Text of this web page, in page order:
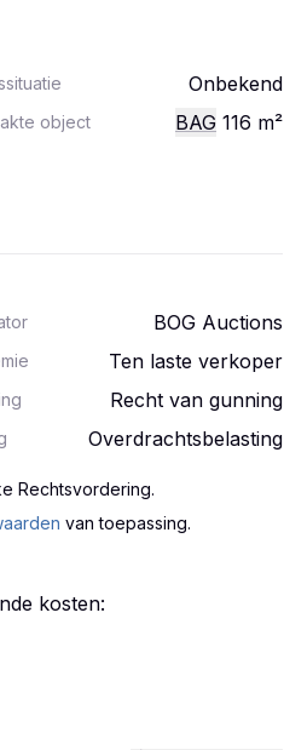
Onbekend
object BAG 116 m²
BOG Auctions
Ten laste verkoper
Recht van gunning
Overdrachtsbelasting
Rechtsvordering.
van toepassing.
kosten: